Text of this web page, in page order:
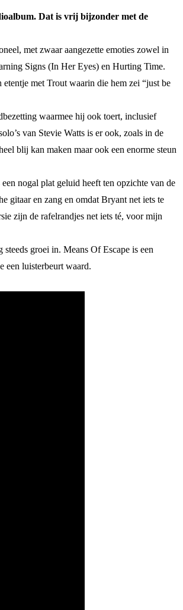
Dat is vrij bijzonder met de
met zwaar aangezette emoties zowel in
Signs (In Her Eyes) en Hurting Time.
met Trout waarin die hem zei “just be
waarmee hij ook toert, inclusief
van Stevie Watts is er ook, zoals in de
blij kan maken maar ook een enorme steun
nogal plat geluid heeft ten opzichte van de
gitaar en zang en omdat Bryant net iets te
zijn de rafelrandjes net iets té, voor mijn
groei in. Means Of Escape is een
een luisterbeurt waard.